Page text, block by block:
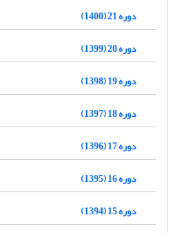
دوره 21 (1400)
دوره 20 (1399)
دوره 19 (1398)
دوره 18 (1397)
دوره 17 (1396)
دوره 16 (1395)
دوره 15 (1394)